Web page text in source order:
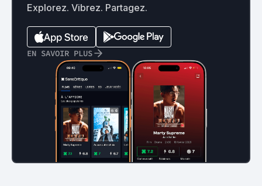
Explorez. Vibrez. Partagez.
EN SAVOIR PLUS